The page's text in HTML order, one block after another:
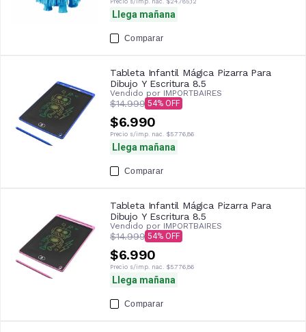
Precio s/imp. nac. $24.785,12
Llega mañana
Comparar
Tableta Infantil Mágica Pizarra Para
Dibujo Y Escritura 8.5
Vendido por IMPORTBAIRES
$14.999 54
$6.990
Precio s/imp. nac. $5.776,86
Llega mañana
Comparar
Tableta Infantil Mágica Pizarra Para
Dibujo Y Escritura 8.5
Vendido por IMPORTBAIRES
$14.999 54
$6.990
Precio s/imp. nac. $5.776,86
Llega mañana
Comparar